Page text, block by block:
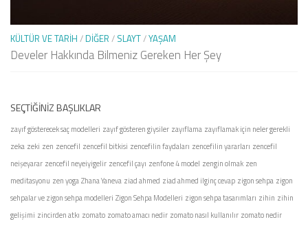
KÜLTÜR VE TARIH / DIĞER / SLAYT/YAŞAM
Develer Hakkında Bilmeniz Gereken Her Şey
SEÇTIĞINIZ BAŞLIKLAR
zayıf gösterecek saç modelleri zayıf gösteren giysiler zayıflama zayıflamak için neler gerekli
zeka zeki zen zencefil zencefil bitkisi zencefilin faydaları zencefilin yararları zencefil
neişeyarar zencefil neyeiyigelir zencefil çayı zenfone 4 model zengin olmak zen
meditasyonu zen yogaZhana Yaneva ziad ahmed ziad ahmed ilginç cevap zigon sehpa zigon
sehpalar ve zigon sehpa modelleri Zigon Sehpa Modelleri zigon sehpa tasarımları zihin zihin
gelişimi zincirden atkı zomato zomato amacı nedir zomato nasıl kullanılır zomato nedir